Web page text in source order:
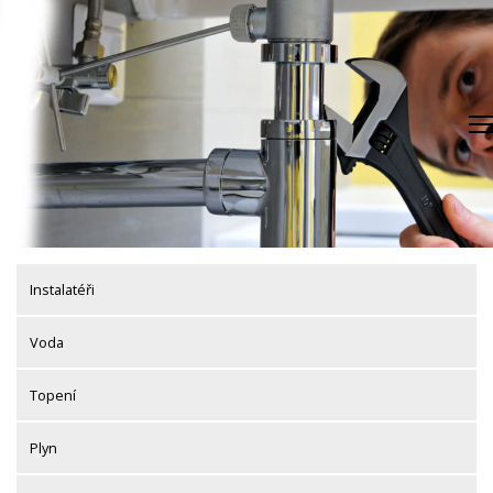
content
Instalatéři
Voda
Topení
Plyn